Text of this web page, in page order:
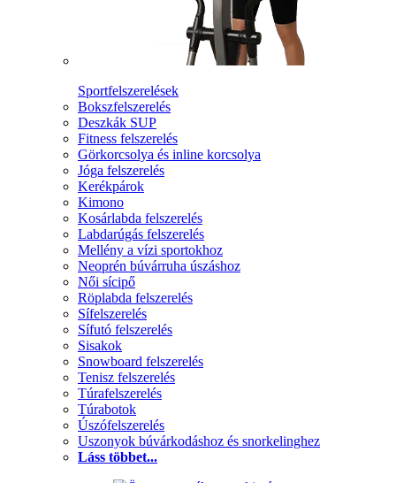
Sportfelszerelések
Bokszfelszerelés
Deszkák SUP
Fitness felszerelés
Görkorcsolya és inline korcsolya
Jóga felszerelés
Kerékpárok
Kimono
Kosárlabda felszerelés
Labdarúgás felszerelés
Mellény a vízi sportokhoz
Neoprén búvárruha úszáshoz
Női sícipő
Röplabda felszerelés
Sífelszerelés
Sífutó felszerelés
Sisakok
Snowboard felszerelés
Tenisz felszerelés
Túrafelszerelés
Túrabotok
Úszófelszerelés
Uszonyok búvárkodáshoz és snorkelinghez
Láss többet...